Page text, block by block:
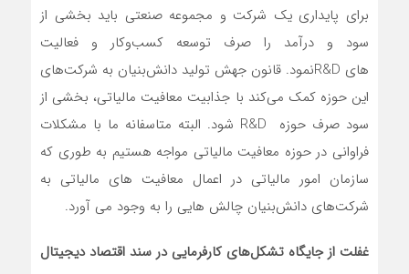
برای پایداری یک شرکت و مجموعه صنعتی باید بخشی از
سود و درآمد را صرف توسعه کسب‌وکار و فعالیت
های R&Dنمود. قانون جهش تولید دانش‌بنیان به شرکت‌های
این حوزه کمک می‌کند با جذابیت معافیت مالیاتی، بخشی از
سود صرف حوزه R&D شود. البته متاسفانه ما با مشکلات
فراوانی در حوزه معافیت مالیاتی مواجه هستیم به طوری که
سازمان امور مالیاتی در اعمال معافیت های مالیاتی به
شرکت‌های دانش‌بنیان چالش هایی را به وجود می آورد.
غفلت از جایگاه تشکل‌های کارفرمایی در سند اقتصاد دیجیتال